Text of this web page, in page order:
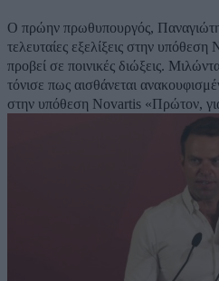
Ο πρώην πρωθυπουργός,
τελευταίες εξελίξεις στην
προβεί σε ποινικές διώξεις.
τόνισε πως αισθάνεται
στην υπόθεση Novartis «Πρώτον,